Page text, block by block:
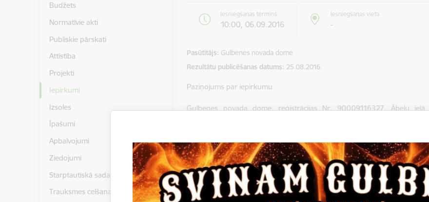
Budžets
Normatīvie akti
Publiskie pārskati
Attīstība
Projekti
Iepirkumi
Izsoles
Īpašumi
Apbalvojumi
Ziedojumi
Starptautiskā sadarbība
Trauksmes celšana
Iesniegšanas termiņš
10:00, 06.09.2016
Iesniegšanas vieta
-
Pasūtītājs Gulbenes novada dome
Rezultātu publicēšanas datums 25.08.2016.
Paziņojums par iepirkumu
Gulbenes novada dome, reģistrācijas Nr. 90009116327, Ābeļu
piedāvājumus iepirkumam „Internāta ēkas fasādes un 1.stāva
Piedāvājumu iesniegšanas termiņš 06.09.2016. plkst.10.00.
Lejupielādēt:
Instrukcija_2016_56.doc
Lejupielādēt:
Namipasuma_kartite.pdf